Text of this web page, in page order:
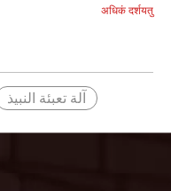
حلول التعبئة لدينا
والنبيذ.اتصل بنا لمعرفة
अधिकं दर्शयतु
آلة تعبئة النبيذ